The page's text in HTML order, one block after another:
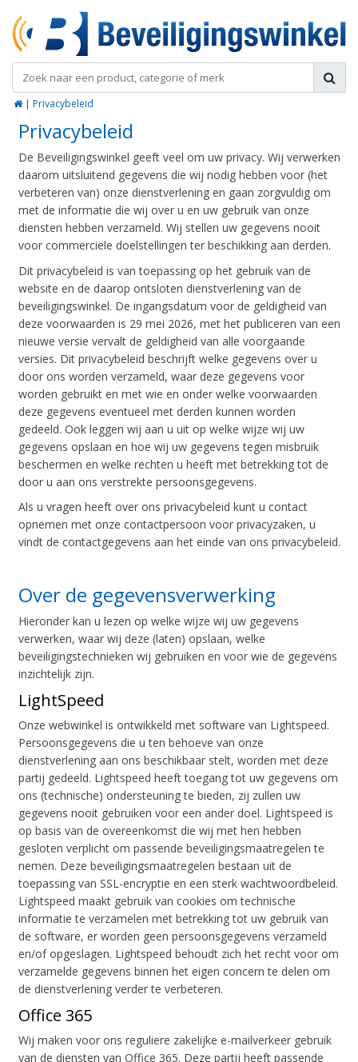
| Privacybeleid
Privacybeleid
De Beveiligingswinkel geeft veel om uw privacy. Wij verwerken
daarom uitsluitend gegevens die wij nodig hebben voor (het
verbeteren van) onze dienstverlening en gaan zorgvuldig om
met de informatie die wij over u en uw gebruik van onze
diensten hebben verzameld. Wij stellen uw gegevens nooit
voor commerciële doelstellingen ter beschikking aan derden.
Dit privacybeleid is van toepassing op het gebruik van de
website en de daarop ontsloten dienstverlening van de
beveiligingswinkel. De ingangsdatum voor de geldigheid van
deze voorwaarden is 29 mei 2026, met het publiceren van een
nieuwe versie vervalt de geldigheid van alle voorgaande
versies. Dit privacybeleid beschrijft welke gegevens over u
door ons worden verzameld, waar deze gegevens voor
worden gebruikt en met wie en onder welke voorwaarden
deze gegevens eventueel met derden kunnen worden
gedeeld. Ook leggen wij aan u uit op welke wijze wij uw
gegevens opslaan en hoe wij uw gegevens tegen misbruik
beschermen en welke rechten u heeft met betrekking tot de
door u aan ons verstrekte persoonsgegevens.
Als u vragen heeft over ons privacybeleid kunt u contact
opnemen met onze contactpersoon voor privacyzaken, u
vindt de contactgegevens aan het einde van ons privacybeleid.
Over de gegevensverwerking
Hieronder kan u lezen op welke wijze wij uw gegevens
verwerken, waar wij deze (laten) opslaan, welke
beveiligingstechnieken wij gebruiken en voor wie de gegevens
inzichtelijk zijn.
LightSpeed
Onze webwinkel is ontwikkeld met software van Lightspeed.
Persoonsgegevens die u ten behoeve van onze
dienstverlening aan ons beschikbaar stelt, worden met deze
partij gedeeld. Lightspeed heeft toegang tot uw gegevens om
ons (technische) ondersteuning te bieden, zij zullen uw
gegevens nooit gebruiken voor een ander doel. Lightspeed is
op basis van de overeenkomst die wij met hen hebben
gesloten verplicht om passende beveiligingsmaatregelen te
nemen. Deze beveiligingsmaatregelen bestaan uit de
toepassing van SSL-encryptie en een sterk wachtwoordbeleid.
Lightspeed maakt gebruik van cookies om technische
informatie te verzamelen met betrekking tot uw gebruik van
de software, er worden geen persoonsgegevens verzameld
en/of opgeslagen. Lightspeed behoudt zich het recht voor om
verzamelde gegevens binnen het eigen concern te delen om
de dienstverlening verder te verbeteren.
Office 365
Wij maken voor ons reguliere zakelijke e-mailverkeer gebruik
van de diensten van Office 365. Deze partij heeft passende